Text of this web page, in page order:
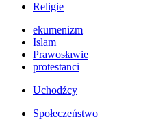
Religie
ekumenizm
Islam
Prawosławie
protestanci
Uchodźcy
Społeczeństwo